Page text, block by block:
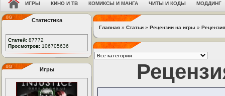
ИГРЫ КИНО И ТВ КОМИКСЫ И МАНГА ЧИТЫ И КОДЫ МОДДИНГ
Статистика
Статей: 87772
Просмотров: 106705636
Игры
Главная » Статьи » Рецензии на игры »